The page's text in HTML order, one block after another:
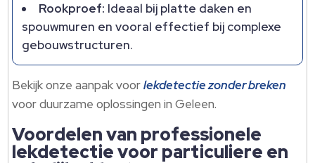
Rookproef: Ideaal bij platte daken en
spouwmuren en vooral effectief bij complexe
gebouwstructuren.
Bekijk onze aanpak voorlekdetectie zonder breken
voor duurzame oplossingen in Geleen.
Voordelen van professionele
lekdetectie voor particuliere en